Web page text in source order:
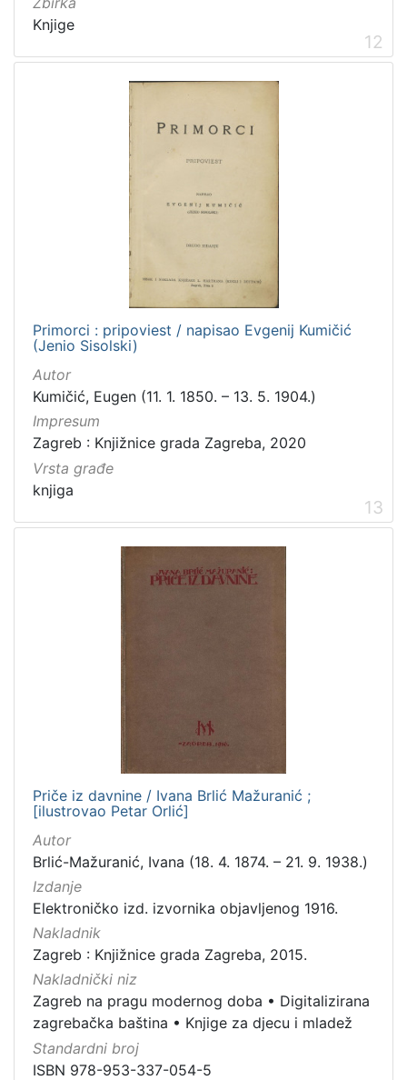
Knjige
12
Primorci : pripoviest / napisao Evgenij Kumičić
(Jenio Sisolski)
Autor
Kumičić, Eugen (11. 1. 1850. – 13. 5. 1904.)
Impresum
Zagreb : Knjižnice grada Zagreba, 2020
Vrsta građe
knjiga
13
Priče iz davnine / Ivana Brlić Mažuranić ;
[ilustrovao Petar Orlić]
Autor
Brlić-Mažuranić, Ivana (18. 4. 1874. – 21. 9. 1938.)
Izdanje
Elektroničko izd. izvornika objavljenog 1916.
Nakladnik
Zagreb : Knjižnice grada Zagreba, 2015.
Nakladnički niz
Zagreb na pragu modernog doba • Digitalizirana
zagrebačka baština • Knjige za djecu i mladež
Standardni broj
ISBN 978-953-337-054-5